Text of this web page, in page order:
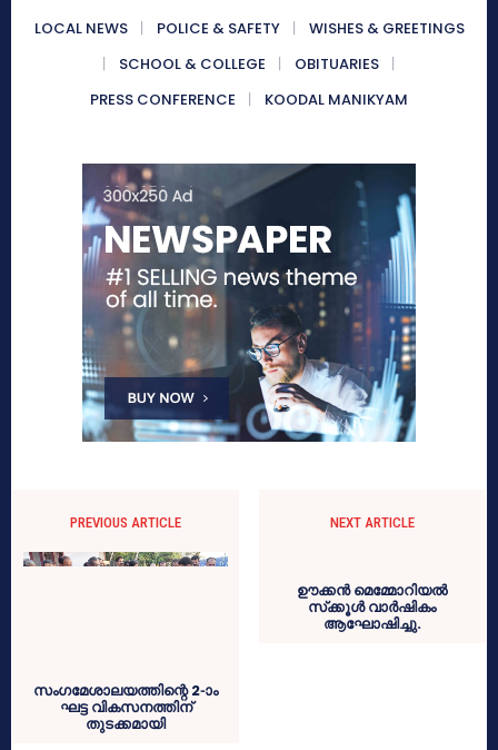
LOCAL NEWS POLICE & SAFETY
WISHES & GREETINGS
SCHOOL & COLLEGE
OBITUARIES
PRESS CONFERENCE
KOODAL MANIKYAM
PREVIOUS ARTICLE
സംഗമേശാലയത്തിന്റെ 2-ാം
ഘട്ട വികസനത്തിന്
തുടക്കമായി
NEXT ARTICLE
ഊക്കന്‍ മെമ്മോറിയല്‍
സ്‌ക്കൂള്‍ വാര്‍ഷികം
ആഘോഷിച്ചു.